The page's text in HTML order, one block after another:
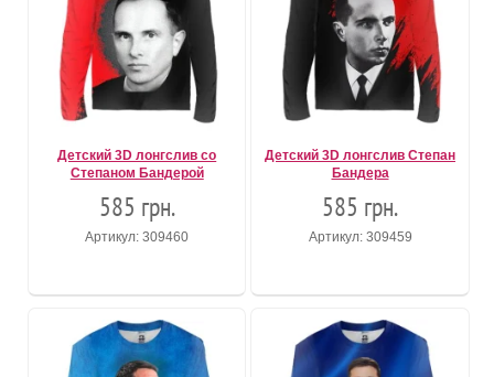
Детский 3D лонгслив со
Степаном Бандерой
585 грн.
Артикул: 309460
Детский 3D лонгслив Степан
Бандера
585 грн.
Артикул: 309459